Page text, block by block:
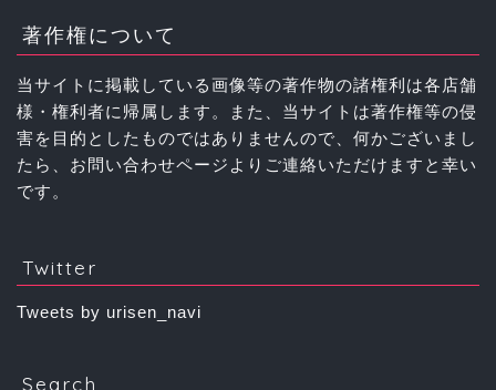
著作権について
当サイトに掲載している画像等の著作物の諸権利は各店舗
様・権利者に帰属します。また、当サイトは著作権等の侵
害を目的としたものではありませんので、何かございまし
たら、お問い合わせページよりご連絡いただけますと幸い
です。
Twitter
Tweets by urisen_navi
Search